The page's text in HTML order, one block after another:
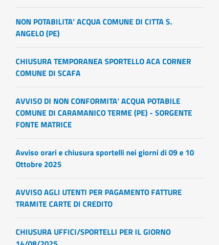
NON POTABILITA' ACQUA COMUNE DI CITTA S.
ANGELO (PE)
CHIUSURA TEMPORANEA SPORTELLO ACA CORNER
COMUNE DI SCAFA
AVVISO DI NON CONFORMITA' ACQUA POTABILE
COMUNE DI CARAMANICO TERME (PE) - SORGENTE
FONTE MATRICE
Avviso orari e chiusura sportelli nei giorni di 09 e 10
Ottobre 2025
AVVISO AGLI UTENTI PER PAGAMENTO FATTURE
TRAMITE CARTE DI CREDITO
CHIUSURA UFFICI/SPORTELLI PER IL GIORNO